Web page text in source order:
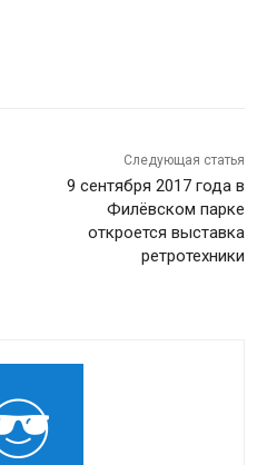
Следующая статья
9 сентября 2017 года в
Филёвском парке
откроется выставка
ретротехники